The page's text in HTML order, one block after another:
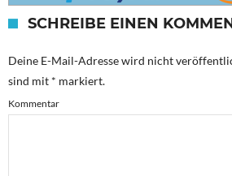
SCHREIBE EINEN
Deine E-Mail-Adresse wird nicht
sind mit * markiert.
Kommentar